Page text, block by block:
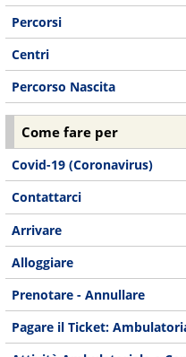
Percorsi
Centri
Percorso Nascita
Come fare per
Covid-19 (Coronavirus)
Contattarci
Arrivare
Alloggiare
Prenotare - Annullare
Pagare il Ticket: